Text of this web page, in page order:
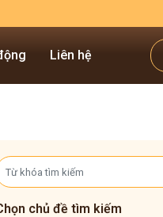
Liên hệ
chủ đề tìm kiếm